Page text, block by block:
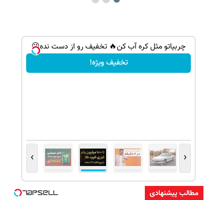
چربیاتو مثل کره آب کن🔥 تخفیف رو از دست نده😉
تخفیف ویژه!
‹
›
مطالب پیشنهادی